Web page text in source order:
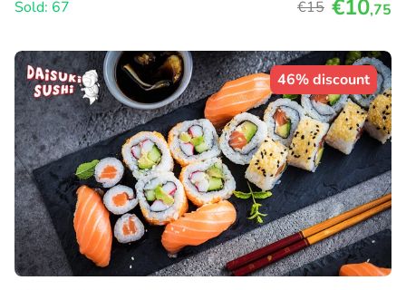
Sold: 67 €15 €10,75
46% discount